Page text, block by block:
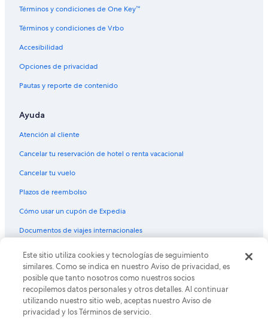
Términos y condiciones de One Key™
Términos y condiciones de Vrbo
Accesibilidad
Opciones de privacidad
Pautas y reporte de contenido
Ayuda
Atención al cliente
Cancelar tu reservación de hotel o renta vacacional
Cancelar tu vuelo
Plazos de reembolso
Cómo usar un cupón de Expedia
Documentos de viajes internacionales
© 2026 Expedia, Inc., una empresa de Expedia Group. Todos los
derechos reservados. Expedia y el logo de Expedia son marcas
registradas o marcas comerciales de Expedia, Inc. CST# 2029030-50.
Este sitio utiliza cookies y tecnologías de seguimiento
similares. Como se indica en nuestro Aviso de privacidad, es
posible que tanto nosotros como nuestros socios
recopilemos datos personales y otros detalles. Al continuar
utilizando nuestro sitio web, aceptas nuestro Aviso de
privacidad y los Términos de servicio.